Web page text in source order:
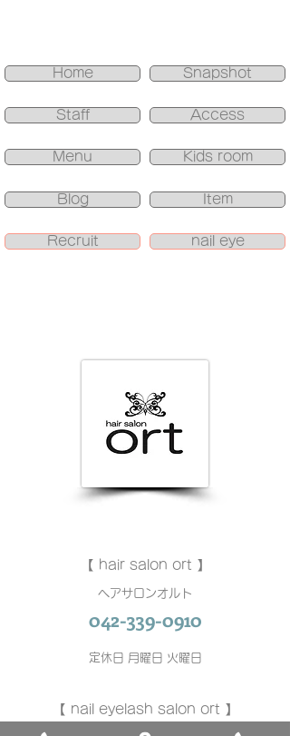
Home
Staff
Menu
Blog
Recruit
Snapshot
Access
Kids room
Item
nail eye
【 hair salon ort 】
ヘアサロンオルト
042-339-0910
定休日 月曜日 火曜日
【 nail eyelash salon ort 】